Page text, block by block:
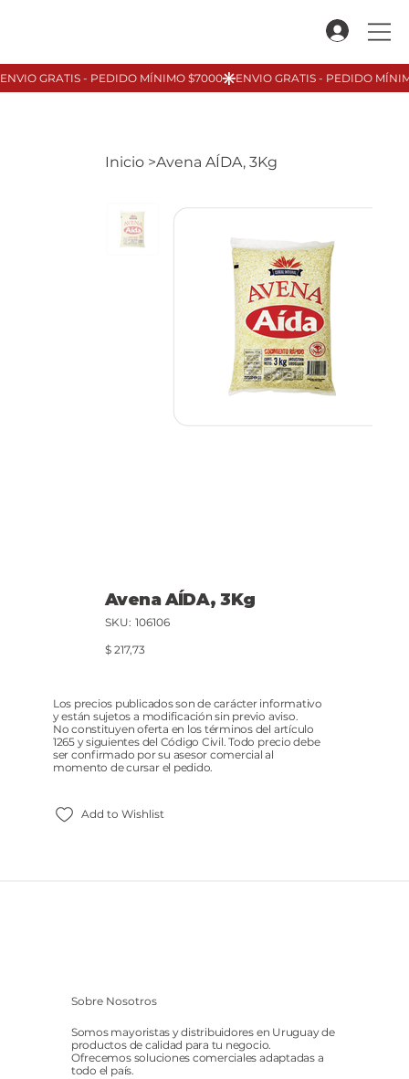
Inicio >Avena AÍDA, 3Kg
Avena AÍDA, 3Kg
SKU: SKU
106106
Precio
$ 217,73
Add to Wishlist
Los precios publicados son de carácter informativo
y están sujetos a modificación sin previo aviso.
No constituyen oferta en los términos del artículo
1265 y siguientes del Código Civil. Todo precio debe
ser confirmado por su asesor comercial al
momento de cursar el pedido.
Sobre Nosotros
Somos mayoristas y distribuidores en Uruguay de
productos de calidad para tu negocio.
Ofrecemos soluciones comerciales adaptadas a
todo el país.